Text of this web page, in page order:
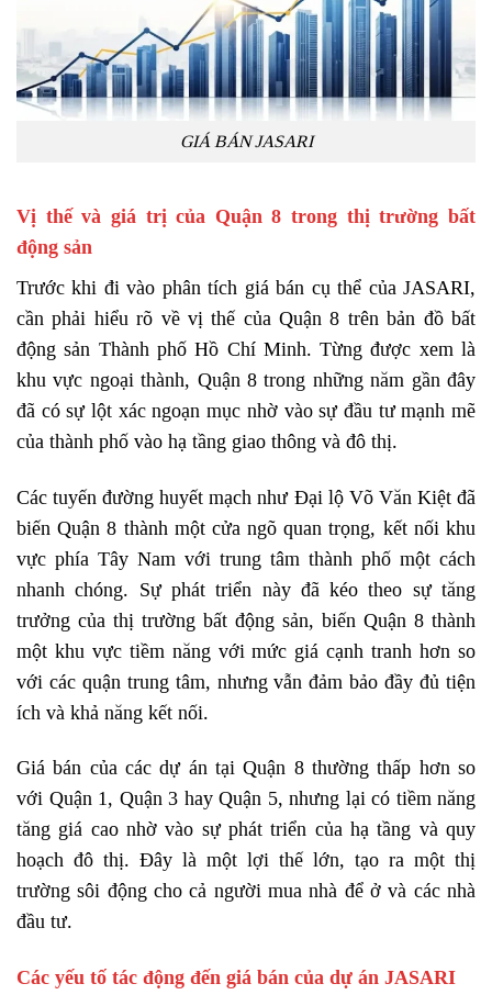
GIÁ BÁN JASARI
Vị thế và giá trị của Quận 8 trong thị trường bất
động sản
Trước khi đi vào phân tích giá bán cụ thể của JASARI,
cần phải hiểu rõ về vị thế của Quận 8 trên bản đồ bất
động sản Thành phố Hồ Chí Minh. Từng được xem là
khu vực ngoại thành, Quận 8 trong những năm gần đây
đã có sự lột xác ngoạn mục nhờ vào sự đầu tư mạnh mẽ
của thành phố vào hạ tầng giao thông và đô thị.
Các tuyến đường huyết mạch như Đại lộ Võ Văn Kiệt đã
biến Quận 8 thành một cửa ngõ quan trọng, kết nối khu
vực phía Tây Nam với trung tâm thành phố một cách
nhanh chóng. Sự phát triển này đã kéo theo sự tăng
trưởng của thị trường bất động sản, biến Quận 8 thành
một khu vực tiềm năng với mức giá cạnh tranh hơn so
với các quận trung tâm, nhưng vẫn đảm bảo đầy đủ tiện
ích và khả năng kết nối.
Giá bán của các dự án tại Quận 8 thường thấp hơn so
với Quận 1, Quận 3 hay Quận 5, nhưng lại có tiềm năng
tăng giá cao nhờ vào sự phát triển của hạ tầng và quy
hoạch đô thị. Đây là một lợi thế lớn, tạo ra một thị
trường sôi động cho cả người mua nhà để ở và các nhà
đầu tư.
Các yếu tố tác động đến giá bán của dự án JASARI